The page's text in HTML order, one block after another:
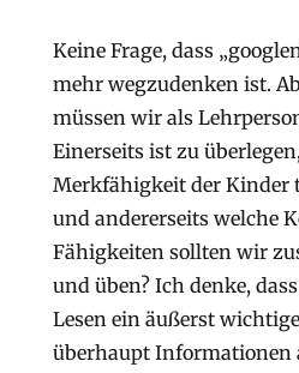
Keine Frage, dass
mehr wegzudenken ist.
müssen wir als
Einerseits ist zu
Merkfähigkeit der Kinder
und andererseits welche
Fähigkeiten sollten wir
und üben? Ich denke,
Lesen ein äußerst
überhaupt Informationen